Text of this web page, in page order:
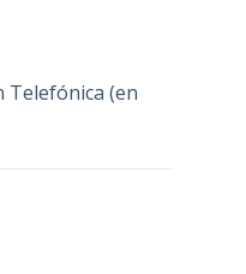
Telefónica (en